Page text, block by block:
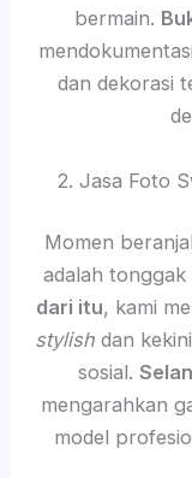
bermain.
dan dekorasi
2. Jasa Foto
Momen
adalah tonggak
dari itu, kami
stylish dan
sosial.
mengarahkan
model